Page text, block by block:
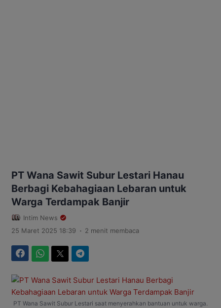
PT Wana Sawit Subur Lestari Hanau
Berbagi Kebahagiaan Lebaran untuk
Warga Terdampak Banjir
Intim News
25 Maret 2025 18:39 . 2 menit membaca
PT Wana Sawit Subur Lestari saat menyerahkan bantuan untuk warga.